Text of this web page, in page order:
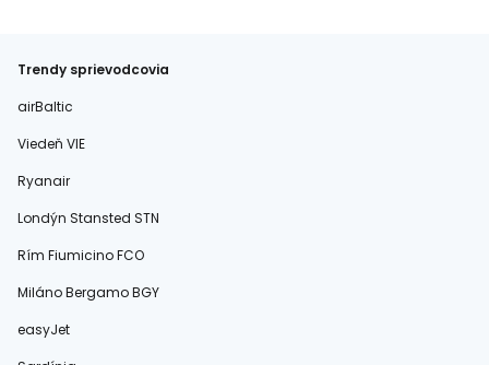
Trendy sprievodcovia
airBaltic
Viedeň VIE
Ryanair
Londýn Stansted STN
Rím Fiumicino FCO
Miláno Bergamo BGY
easyJet